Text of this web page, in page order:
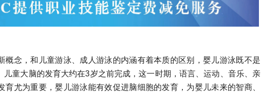
概念，和儿童游泳、成人游泳的内涵有着本质的区别，婴儿游泳既不是
童大脑的发育大约在3岁之前完成，这一时期，语言、运动、音乐、亲
尤为重要，婴儿游泳能有效促进脑细胞的发育，为婴儿未来的智商、